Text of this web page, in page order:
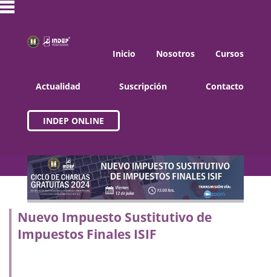
Inicio Nosotros Cursos
Actualidad Suscripción Contacto
INDEP ONLINE
Nuevo Impuesto Sustitutivo de
Impuestos Finales ISIF